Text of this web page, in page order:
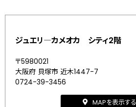
ジュエリ―カメオカ シティ2階
〒5980021
大阪府 貝塚市 近木1447-7
0724-39-3456
MAPを表示する